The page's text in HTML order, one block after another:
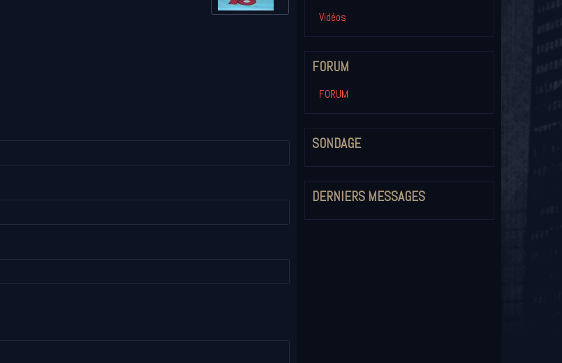
Vidéos
FORUM
FORUM
SONDAGE
DERNIERS MESSAGES